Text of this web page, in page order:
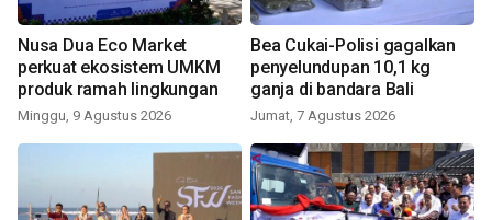
Nusa Dua Eco Market
perkuat ekosistem UMKM
produk ramah lingkungan
Minggu, 9 Agustus 2026
Bea Cukai-Polisi gagalkan
penyelundupan 10,1 kg
ganja di bandara Bali
Jumat, 7 Agustus 2026